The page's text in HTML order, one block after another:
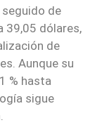
de
39,05 dólares,
de
Aunque su
% hasta
sigue